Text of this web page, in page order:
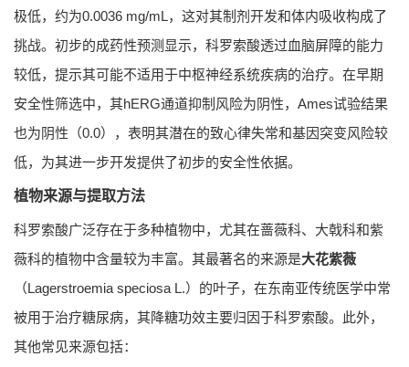
极低，约为0.0036 mg/mL，这对其制剂开发和体内吸收构成了
挑战。初步的成药性预测显示，科罗索酸透过血脑屏障的能力
较低，提示其可能不适用于中枢神经系统疾病的治疗。在早期
安全性筛选中，其hERG通道抑制风险为阴性，Ames试验结果
也为阴性（0.0），表明其潜在的致心律失常和基因突变风险较
低，为其进一步开发提供了初步的安全性依据。
植物来源与提取方法
科罗索酸广泛存在于多种植物中，尤其在蔷薇科、大戟科和紫
薇科的植物中含量较为丰富。其最著名的来源是大花紫薇
（Lagerstroemia speciosa L.）的叶子，在东南亚传统医学中常
被用于治疗糖尿病，其降糖功效主要归因于科罗索酸。此外，
其他常见来源包括：